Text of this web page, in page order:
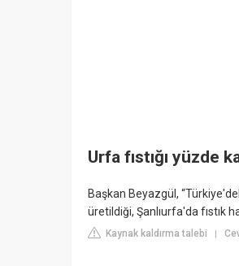
Urfa fıstığı yüzde
Başkan Beyazgül,
üretildiği, Şanlıurfa'da fıstık
Kaynak kaldırma talebi